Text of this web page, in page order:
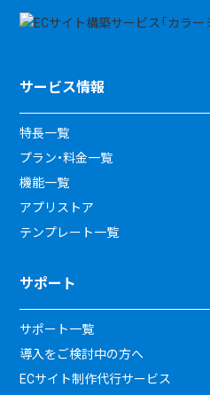
サービス情報
特長一覧
プラン・料金一覧
機能一覧
アプリストア
テンプレート一覧
サポート
サポート一覧
導入をご検討中の方へ
ECサイト制作代行サービス